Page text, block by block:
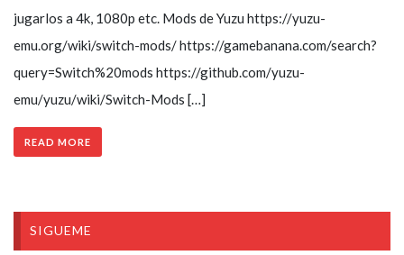
jugarlos a 4k, 1080p etc. Mods de Yuzu https://yuzu-
emu.org/wiki/switch-mods/ https://gamebanana.com/search?
query=Switch%20mods https://github.com/yuzu-
emu/yuzu/wiki/Switch-Mods […]
READ MORE
SIGUEME